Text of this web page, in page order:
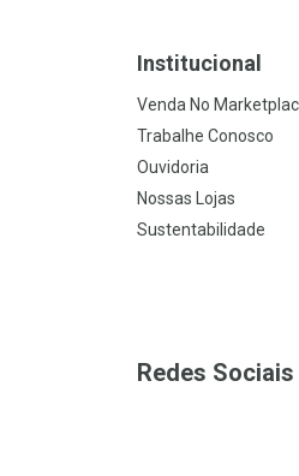
Institucional
Venda No
Trabalhe Conosco
Ouvidoria
Nossas Lojas
Sustentabilidade
Redes Sociais